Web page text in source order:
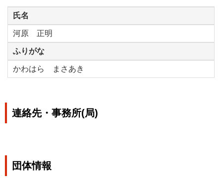
氏名
河原 正明
ふりがな
かわはら まさあき
連絡先・事務所(局)
団体情報